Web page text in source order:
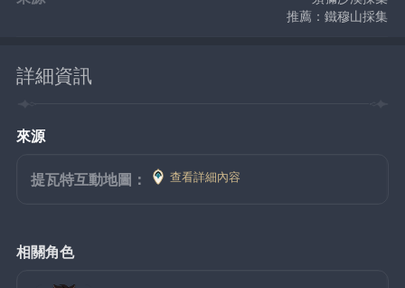
推薦：鐵穆山採集
詳細資訊
來源
提瓦特互動地圖： 查看詳細內容
相關角色